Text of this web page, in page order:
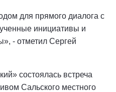
для прямого диалога с
инициативы и
- отметил Сергей
состоялась встреча
Сальского местного